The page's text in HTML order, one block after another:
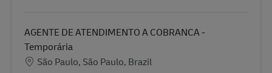
AGENTE DE ATENDIMENTO A COBRANCA -
Temporária
LocatieSão Paulo, São Paulo, Brazil